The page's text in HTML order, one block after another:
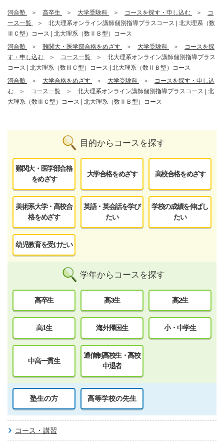
河合塾 高卒生 大学受験科 コースを探す・申し込む
コ
ース一覧
北大理系オンライン講師個別指導プラスコース | 北大理系（数
ⅢＣ型）コース | 北大理系（数ⅡＢ型）コース
河合塾
難関大・医学部合格をめざす 大学受験科
コースを探
す・申し込む
コース一覧
北大理系オンライン講師個別指導プラス
コース | 北大理系（数ⅢＣ型）コース | 北大理系（数ⅡＢ型）コース
河合塾
大学合格をめざす 大学受験科
コースを探す・申し込
む
コース一覧
北大理系オンライン講師個別指導プラスコース | 北
大理系（数ⅢＣ型）コース | 北大理系（数ⅡＢ型）コース
目的からコースを探す
難関大・医学部合格
をめざす
大学合格をめざす 高校合格をめざす
美術系大学・高校合
格をめざす
英語・英会話を学び
たい
学校の成績を伸ばし
たい
幼児教育を受けたい
学年からコースを探す
高卒生 高3生 高2生
高1生 海外帰国生 小・中学生
中高一貫生
通信制高校生・高校
中退者
塾生の方 高等学校の先生
コース・講習